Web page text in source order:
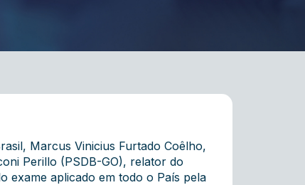
Marcus Vinicius Furtado Coêlho,
Perillo (PSDB-GO), relator do
exame aplicado em todo o País pela